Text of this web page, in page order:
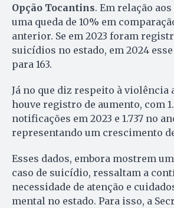
Opção Tocantins. Em relação
uma queda de 10% em
anterior. Se em 2023 foram
suicídios no estado, em 2024
para 163.
Já no que diz respeito à violência
houve registro de aumento, com
notificações em 2023 e 1.737 no
representando um crescimento
Esses dados, embora mostrem
caso de suicídio, ressaltam a
necessidade de atenção e
mental no estado. Para isso, a